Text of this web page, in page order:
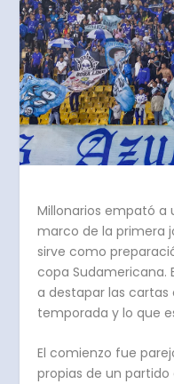
Millonarios empató a
marco de la primera
sirve como
copa Sudamericana.
a destapar las
temporada y lo que
El comienzo fue
propias de un